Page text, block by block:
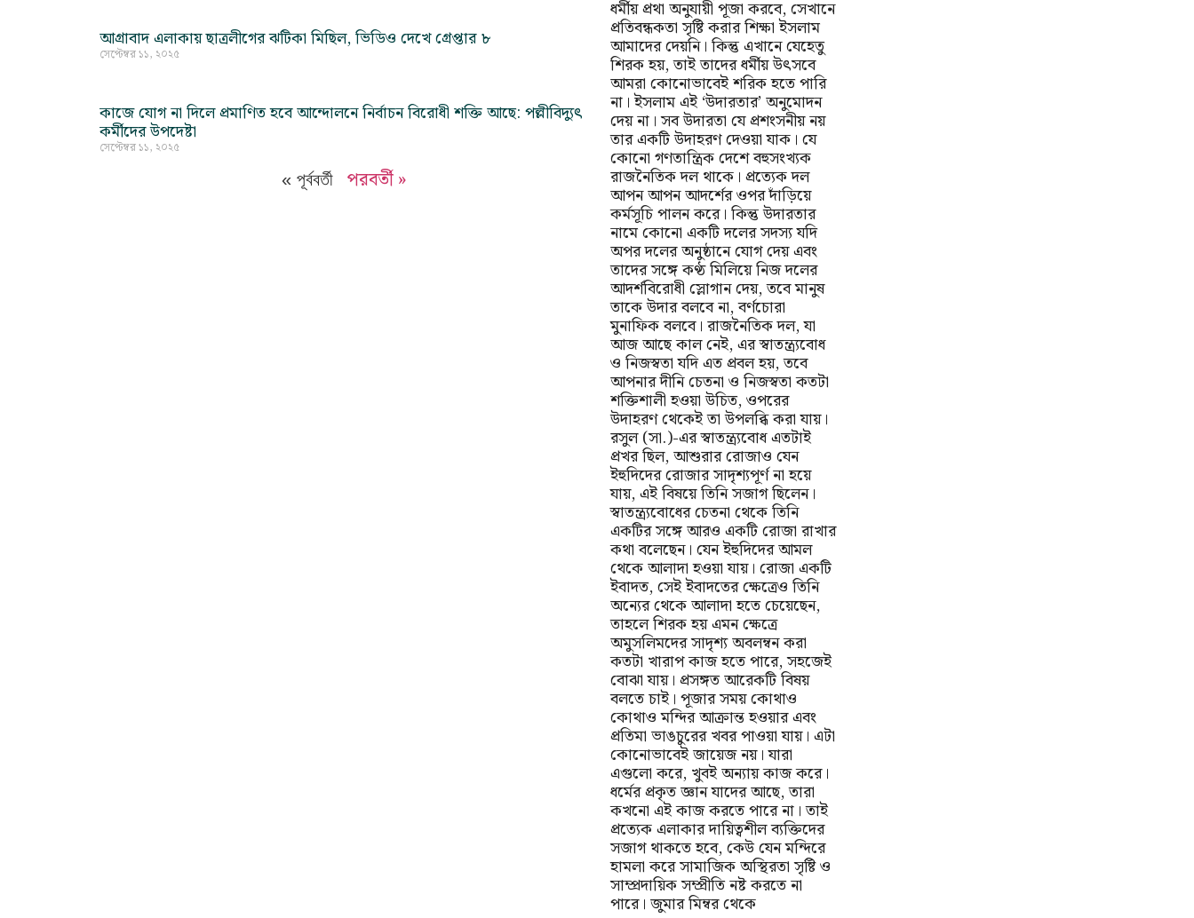
আগ্রাবাদ এলাকায় ছাত্রলীগের ঝটিকা মিছিল, ভিডিও দেখে গ্রেপ্তার ৮
সেপ্টেম্বর ১১, ২০২৫
কাজে যোগ না দিলে প্রমাণিত হবে আন্দোলনে নির্বাচন বিরোধী শক্তি আছে: পল্লীবিদ্যুৎ
কর্মীদের উপদেষ্টা
সেপ্টেম্বর ১১, ২০২৫
« পূর্ববর্তী পরবর্তী »
ধর্মীয় প্রথা অনুযায়ী পূজা করবে, সেখানে
প্রতিবন্ধকতা সৃষ্টি করার শিক্ষা ইসলাম
আমাদের দেয়নি। কিন্তু এখানে যেহেতু
শিরক হয়, তাই তাদের ধর্মীয় উৎসবে
আমরা কোনোভাবেই শরিক হতে পারি
না। ইসলাম এই ‘উদারতার’ অনুমোদন
দেয় না। সব উদারতা যে প্রশংসনীয় নয়
তার একটি উদাহরণ দেওয়া যাক। যে
কোনো গণতান্ত্রিক দেশে বহুসংখ্যক
রাজনৈতিক দল থাকে। প্রত্যেক দল
আপন আপন আদর্শের ওপর দাঁড়িয়ে
কর্মসূচি পালন করে। কিন্তু উদারতার
নামে কোনো একটি দলের সদস্য যদি
অপর দলের অনুষ্ঠানে যোগ দেয় এবং
তাদের সঙ্গে কণ্ঠ মিলিয়ে নিজ দলের
আদর্শবিরোধী স্লোগান দেয়, তবে মানুষ
তাকে উদার বলবে না, বর্ণচোরা
মুনাফিক বলবে। রাজনৈতিক দল, যা
আজ আছে কাল নেই, এর স্বাতন্ত্র্যবোধ
ও নিজস্বতা যদি এত প্রবল হয়, তবে
আপনার দীনি চেতনা ও নিজস্বতা কতটা
শক্তিশালী হওয়া উচিত, ওপরের
উদাহরণ থেকেই তা উপলব্ধি করা যায়।
রসুল (সা.)-এর স্বাতন্ত্র্যবোধ এতটাই
প্রখর ছিল, আশুরার রোজাও যেন
ইহুদিদের রোজার সাদৃশ্যপূর্ণ না হয়ে
যায়, এই বিষয়ে তিনি সজাগ ছিলেন।
স্বাতন্ত্র্যবোধের চেতনা থেকে তিনি
একটির সঙ্গে আরও একটি রোজা রাখার
কথা বলেছেন। যেন ইহুদিদের আমল
থেকে আলাদা হওয়া যায়। রোজা একটি
ইবাদত, সেই ইবাদতের ক্ষেত্রেও তিনি
অন্যের থেকে আলাদা হতে চেয়েছেন,
তাহলে শিরক হয় এমন ক্ষেত্রে
অমুসলিমদের সাদৃশ্য অবলম্বন করা
কতটা খারাপ কাজ হতে পারে, সহজেই
বোঝা যায়। প্রসঙ্গত আরেকটি বিষয়
বলতে চাই। পূজার সময় কোথাও
কোথাও মন্দির আক্রান্ত হওয়ার এবং
প্রতিমা ভাঙচুরের খবর পাওয়া যায়। এটা
কোনোভাবেই জায়েজ নয়। যারা
এগুলো করে, খুবই অন্যায় কাজ করে।
ধর্মের প্রকৃত জ্ঞান যাদের আছে, তারা
কখনো এই কাজ করতে পারে না। তাই
প্রত্যেক এলাকার দায়িত্বশীল ব্যক্তিদের
সজাগ থাকতে হবে, কেউ যেন মন্দিরে
হামলা করে সামাজিক অস্থিরতা সৃষ্টি ও
সাম্প্রদায়িক সম্প্রীতি নষ্ট করতে না
পারে। জুমার মিম্বর থেকে